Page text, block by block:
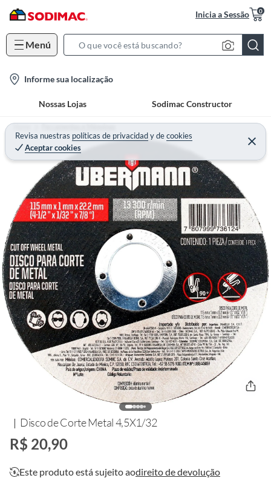
Inicia a Sessão 0
Menú
S
c
h
B
r
a
c
o
n
Informe sua localização
Nossas Lojas Sodimac Constructor
Revisa nuestras políticas de privacidadydecookies
Aceptar cookies
Home Ferramentas e Máquinas
Disco de Corte Metal 4,5X1/32
R$ 20,90
Este produto está sujeito aodireito de devolução